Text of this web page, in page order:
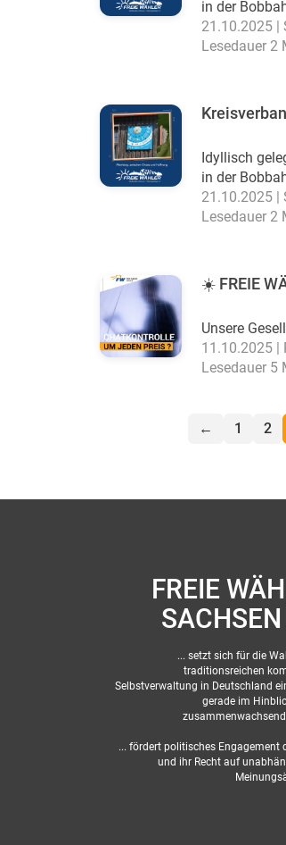
in der
21.10.2025 |
Lesedauer 2
Idyllisch
in der
21.10.2025 |
Lesedauer 2
☀️ FREIE
Unsere
11.10.2025 |
Lesedauer 5
← 1 2
FREIE
SACHSEN
... setzt sich für die
traditionsreichen
Selbstverwaltung in Deutschland
gerade im
... fördert politisches Engagement
und ihr Recht auf